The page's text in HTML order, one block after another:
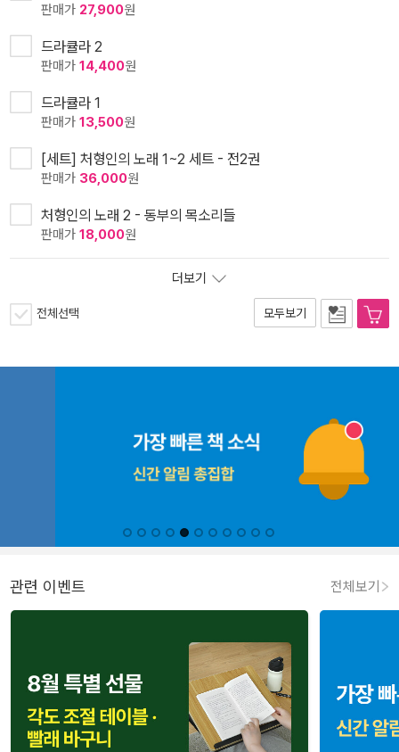
판매가 27,900원
드라큘라 2
판매가 14,400원
드라큘라 1
판매가 13,500원
[세트] 처형인의 노래 1~2 세트 - 전2권
판매가 36,000원
처형인의 노래 2 - 동부의 목소리들
판매가 18,000원
더보기
전체선택 모두보기
관련 이벤트 전체보기